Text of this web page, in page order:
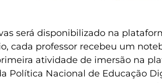
será disponibilizado na
cada professor recebeu um
atividade de imersão na
Política Nacional de Educação